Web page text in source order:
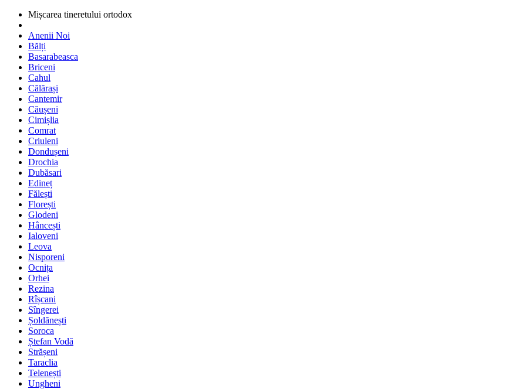
Mișcarea tineretului ortodox
Anenii Noi
Bălți
Basarabeasca
Briceni
Cahul
Călărași
Cantemir
Căușeni
Cimișlia
Comrat
Criuleni
Dondușeni
Drochia
Dubăsari
Edineț
Fălești
Florești
Glodeni
Hâncești
Ialoveni
Leova
Nisporeni
Ocnița
Orhei
Rezina
Rîșcani
Sîngerei
Șoldănești
Soroca
Ștefan Vodă
Strășeni
Taraclia
Telenești
Ungheni